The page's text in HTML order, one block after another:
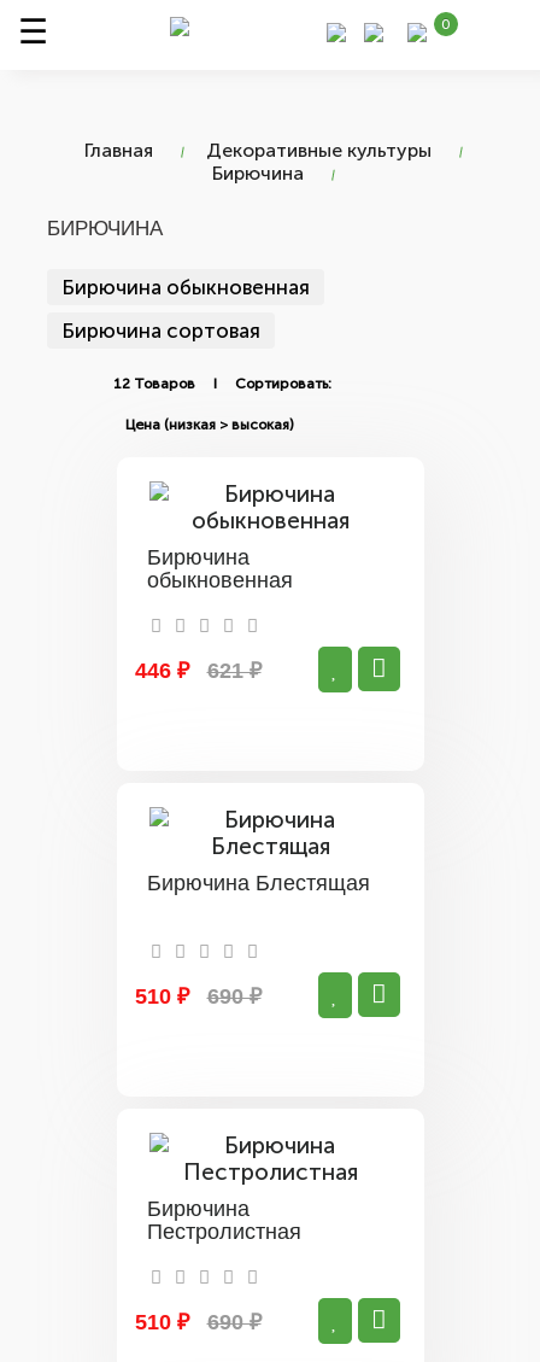
0
Главная
Декоративные культуры
Бирючина
БИРЮЧИНА
Бирючина обыкновенная
Бирючина сортовая
12 Товаров I Сортировать:
Бирючина
обыкновенная
446 ₽ 621 ₽
Бирючина Блестящая
510 ₽ 690 ₽
Бирючина
Пестролистная
510 ₽ 690 ₽